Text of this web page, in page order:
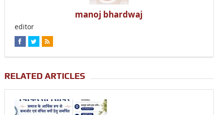
manoj bhardwaj
editor
RELATED ARTICLES